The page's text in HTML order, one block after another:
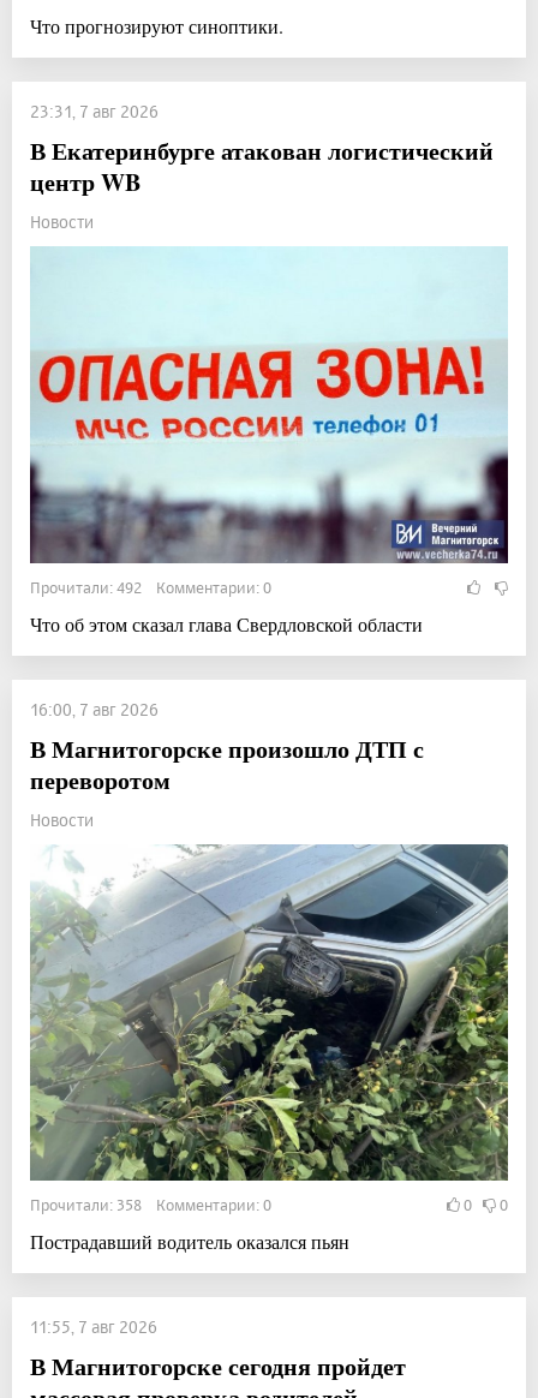
Что прогнозируют синоптики.
23:31, 7 авг 2026
В Екатеринбурге атакован логистический
центр WB
Новости
Прочитали: 492 Комментарии: 0
Что об этом сказал глава Свердловской области
16:00, 7 авг 2026
В Магнитогорске произошло ДТП с
переворотом
Новости
Прочитали: 358 Комментарии: 0 0 0
Пострадавший водитель оказался пьян
11:55, 7 авг 2026
В Магнитогорске сегодня пройдет